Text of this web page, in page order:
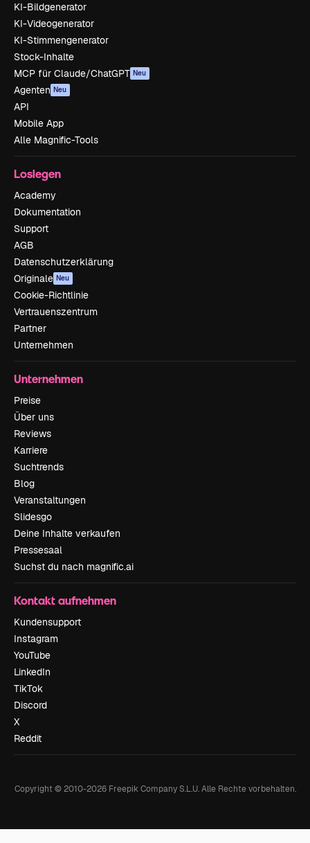
KI-Bildgenerator
KI-Videogenerator
KI-Stimmengenerator
Stock-Inhalte
MCP für Claude/ChatGPT Neu
Agenten Neu
API
Mobile App
Alle Magnific-Tools
Loslegen
Academy
Dokumentation
Support
AGB
Datenschutzerklärung
Originale Neu
Cookie-Richtlinie
Vertrauenszentrum
Partner
Unternehmen
Unternehmen
Preise
Über uns
Reviews
Karriere
Suchtrends
Blog
Veranstaltungen
Slidesgo
Deine Inhalte verkaufen
Pressesaal
Suchst du nach magnific.ai
Kontakt aufnehmen
Kundensupport
Instagram
YouTube
LinkedIn
TikTok
Discord
X
Reddit
Copyright © 2010-2026Freepik Company S.L.U. Alle Rechte vorbehalten.